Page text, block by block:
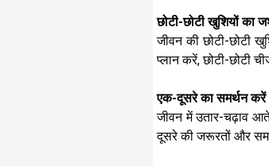
छोटी-छोटी खुशियों का
जीवन की छोटी-छोटी
प्लान करें, छोटी-छोटी
एक-दूसरे का समर्थन करें
जीवन में उतार-चढ़ाव
दूसरे की जरूरतों और